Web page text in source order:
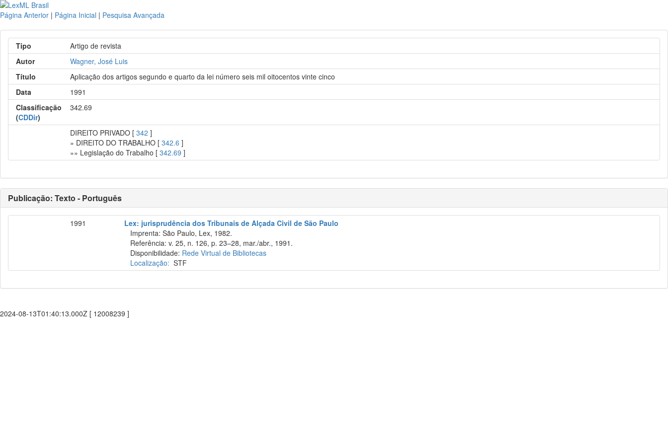
Página Anterior | Página Inicial | Pesquisa Avançada
Tipo
Artigo de revista
Autor
Wagner, José Luis
Título
Aplicação dos artigos segundo e quarto da lei número seis mil oitocentos vinte cinco
Data
1991
Classificação
(CDDir)
342.69
DIREITO PRIVADO [342 ]
» DIREITO DO TRABALHO [342.6 ]
»» Legislação do Trabalho [342.69 ]
Publicação: Texto - Português
1991
Lex: jurisprudência dos Tribunais de Alçada Civil de São Paulo
Imprenta: São Paulo, Lex, 1982.
Referência: v. 25, n. 126, p. 23–28, mar./abr., 1991.
Disponibilidade: Rede Virtual de Bibliotecas
Localização: STF
2024-08-13T01:40:13.000Z [ 12008239 ]